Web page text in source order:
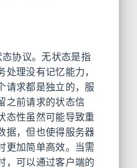
协议。无状态是指
处理没有记忆能力，
请求都是独立的，服
之前请求的状态信
态性虽然可能导致重
据，但也使得服务器
更加简单高效。当需
，可以通过客户端的